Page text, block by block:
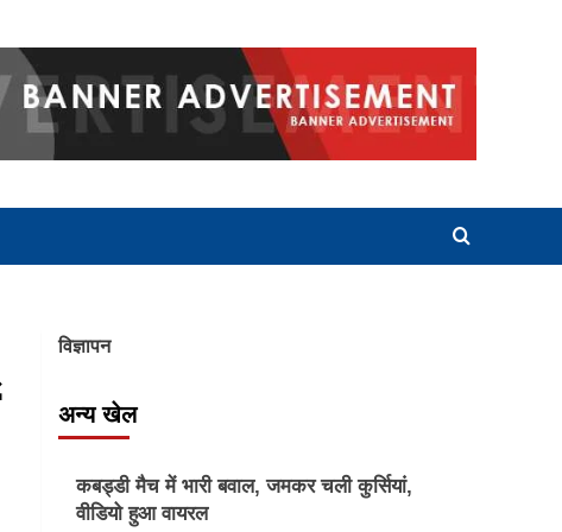
विज्ञापन
अन्य खेल
Other Sports
कबड्डी मैच में भारी बवाल, जमकर चली कुर्सियां,
वीडियो हुआ वायरल